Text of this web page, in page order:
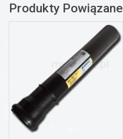
Produkty Powiązane